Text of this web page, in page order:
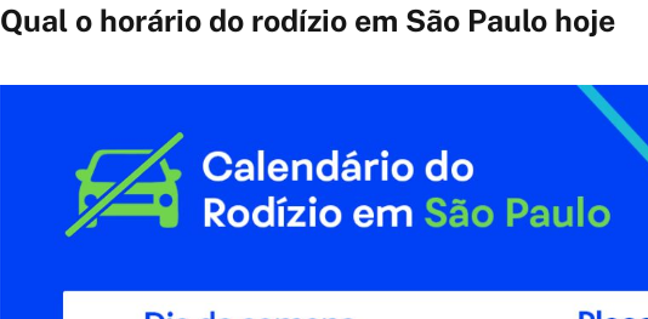
Qual o horário do rodízio em São Paulo hoje